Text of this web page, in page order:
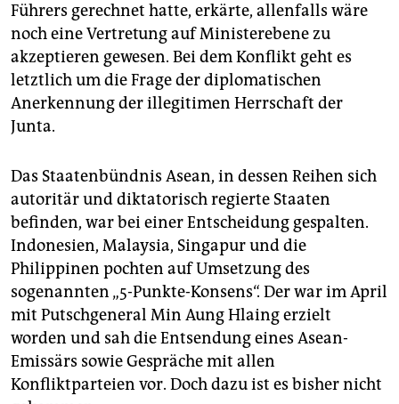
Führers gerechnet hatte, erkärte, allenfalls wäre
noch eine Vertretung auf Ministerebene zu
akzeptieren gewesen. Bei dem Konflikt geht es
letztlich um die Frage der diplomatischen
Anerkennung der illegitimen Herrschaft der
Junta.
Das Staatenbündnis Asean, in dessen Reihen sich
autoritär und diktatorisch regierte Staaten
befinden, war bei einer Entscheidung gespalten.
Indonesien, Malaysia, Singapur und die
Philippinen pochten auf Umsetzung des
sogenannten „5-Punkte-Konsens“. Der war im April
mit Putschgeneral Min Aung Hlaing erzielt
worden und sah die Entsendung eines Asean-
Emissärs sowie Gespräche mit allen
Konfliktparteien vor. Doch dazu ist es bisher nicht